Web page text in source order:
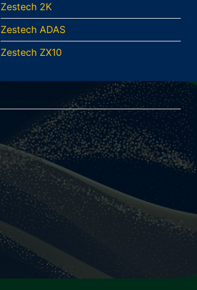
Zestech 2K
Zestech ADAS
Zestech ZX10